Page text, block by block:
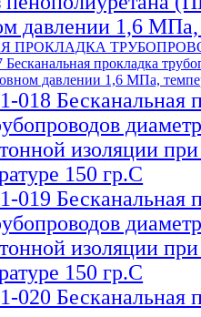
давлении 1,6 МПа,
ПРОКЛАДКА
Бесканальная прокладка
давлении 1,6 МПа,
018
изоляции
150 гр.С
019
изоляции
150 гр.С
020 Бесканальная